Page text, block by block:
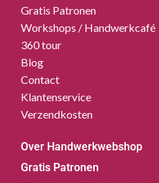
Gratis Patronen
Workshops / Handwerkcafé
360 tour
Blog
Contact
Klantenservice
Verzendkosten
Over Handwerkwebshop
Gratis Patronen